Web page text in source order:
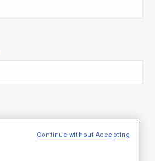
Continue without Accepting